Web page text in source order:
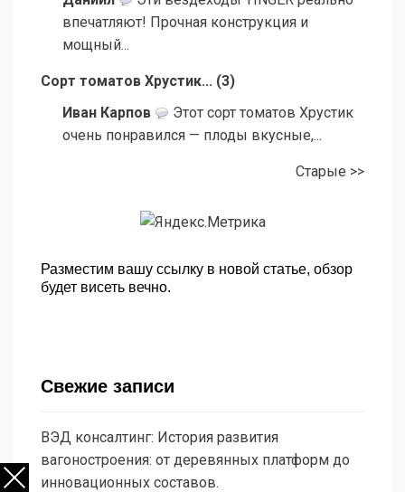
впечатляют! Прочная конструкция и
мощный...
Сорт томатов Хрустик... (3)
Иван Карпов
Этот сорт томатов Хрустик
очень понравился — плоды вкусные,...
Старые >>
Разместим вашу ссылку в новой статье, обзор
будет висеть вечно.
Свежие записи
ВЭД консалтинг: История развития
вагоностроения: от деревянных платформ до
инновационных составов.